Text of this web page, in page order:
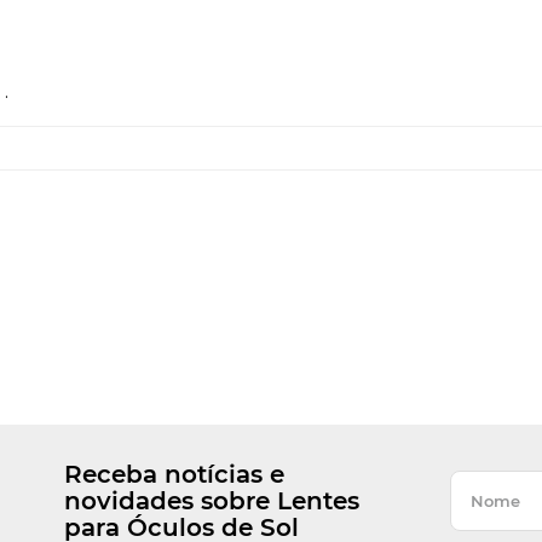
.
Receba notícias e
novidades sobre Lentes
para Óculos de Sol